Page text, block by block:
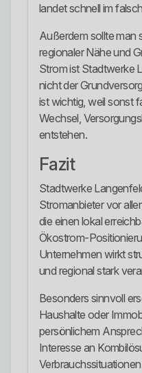
landet schnell im
Außerdem sollte man
regionaler Nähe und
Strom ist Stadtwerke
nicht der
ist wichtig, weil sonst
Wechsel,
entstehen.
Fazit
Stadtwerke
Stromanbieter vor
die einen lokal
Ökostrom-
Unternehmen wirkt
und regional stark
Besonders sinnvoll
Haushalte oder
persönlichem
Interesse an